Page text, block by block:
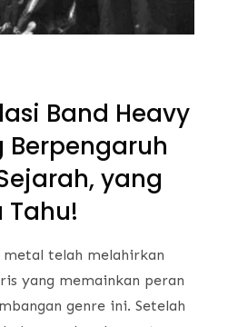
Band Heavy
Berpengaruh
yang
Tahu!
telah melahirkan
yang memainkan peran
genre ini. Setelah